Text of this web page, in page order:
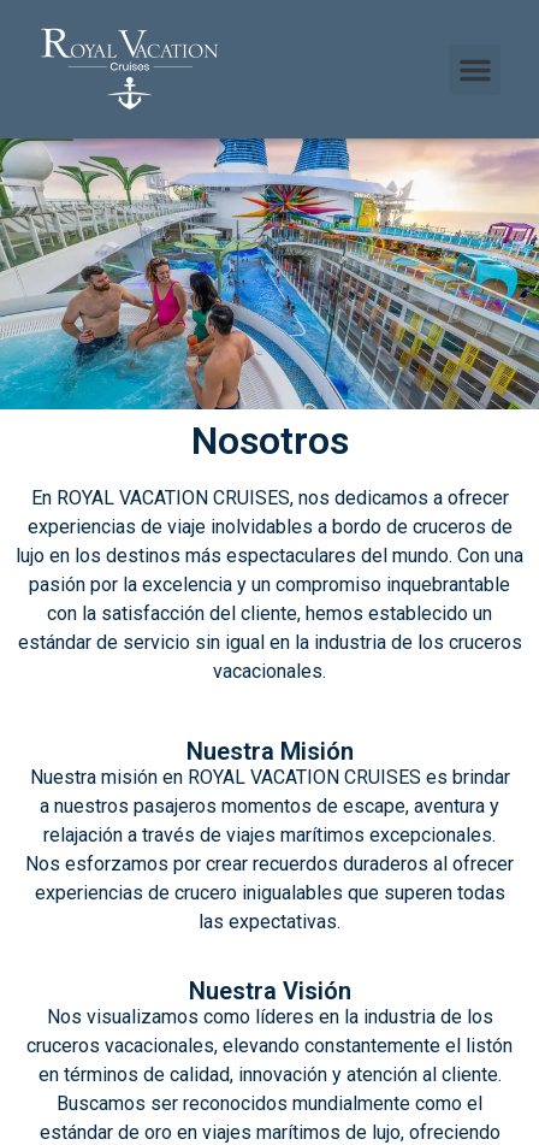
Nosotros
En ROYAL VACATION CRUISES, nos dedicamos a ofrecer
experiencias de viaje inolvidables a bordo de cruceros de
lujo en los destinos más espectaculares del mundo. Con una
pasión por la excelencia y un compromiso inquebrantable
con la satisfacción del cliente, hemos establecido un
estándar de servicio sin igual en la industria de los cruceros
vacacionales.
Nuestra Misión
Nuestra misión en ROYAL VACATION CRUISES es brindar
a nuestros pasajeros momentos de escape, aventura y
relajación a través de viajes marítimos excepcionales.
Nos esforzamos por crear recuerdos duraderos al ofrecer
experiencias de crucero inigualables que superen todas
las expectativas.
Nuestra Visión
Nos visualizamos como líderes en la industria de los
cruceros vacacionales, elevando constantemente el listón
en términos de calidad, innovación y atención al cliente.
Buscamos ser reconocidos mundialmente como el
estándar de oro en viajes marítimos de lujo, ofreciendo